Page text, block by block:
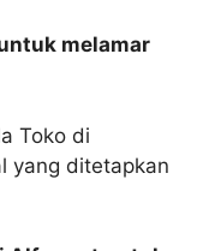
melamar
Toko di
yang ditetapkan